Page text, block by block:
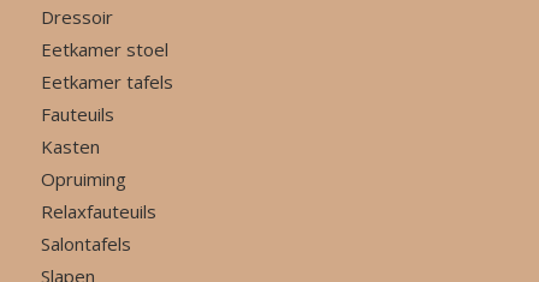
Dressoir
Eetkamer stoel
Eetkamer tafels
Fauteuils
Kasten
Opruiming
Relaxfauteuils
Salontafels
Slapen